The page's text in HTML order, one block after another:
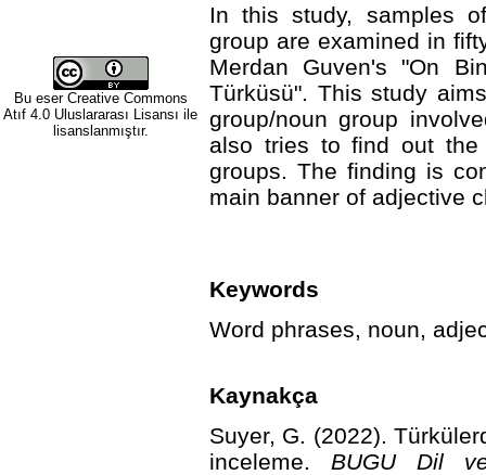
Bu eser Creative Commons
Atıf 4.0 Uluslararası Lisansı ile
lisanslanmıştır.
In this study, samples
group are examined in
Merdan Guven's "On
Türküsü". This study
group/noun group
also tries to find out the
groups. The finding is
main banner of adjective
Keywords
Word phrases, noun,
Kaynakça
Suyer, G. (2022).
inceleme. BUGU Dil